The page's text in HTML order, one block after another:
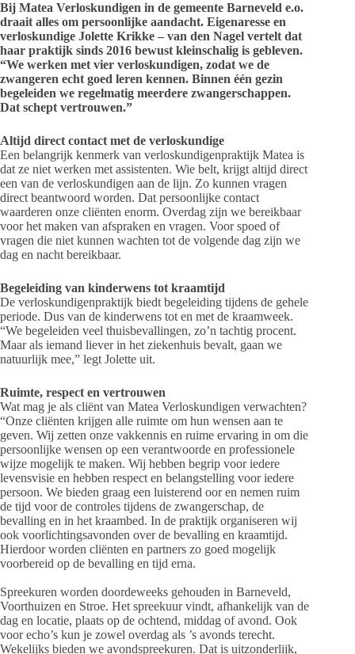
Bij Matea Verloskundigen in de gemeente Barneveld e.o.
draait alles om persoonlijke aandacht. Eigenaresse en
verloskundige Jolette Krikke – van den Nagel vertelt dat
haar praktijk sinds 2016 bewust kleinschalig is gebleven.
“We werken met vier verloskundigen, zodat we de
zwangeren echt goed leren kennen. Binnen één gezin
begeleiden we regelmatig meerdere zwangerschappen.
Dat schept vertrouwen.”
Altijd direct contact met de verloskundige
Een belangrijk kenmerk van verloskundigenpraktijk Matea is
dat ze niet werken met assistenten. Wie belt, krijgt altijd direct
een van de verloskundigen aan de lijn. Zo kunnen vragen
direct beantwoord worden. Dat persoonlijke contact
waarderen onze cliënten enorm. Overdag zijn we bereikbaar
voor het maken van afspraken en vragen. Voor spoed of
vragen die niet kunnen wachten tot de volgende dag zijn we
dag en nacht bereikbaar.
Begeleiding van kinderwens tot kraamtijd
De verloskundigenpraktijk biedt begeleiding tijdens de gehele
periode. Dus van de kinderwens tot en met de kraamweek.
“We begeleiden veel thuisbevallingen, zo’n tachtig procent.
Maar als iemand liever in het ziekenhuis bevalt, gaan we
natuurlijk mee,” legt Jolette uit.
Ruimte, respect en vertrouwen
Wat mag je als cliënt van Matea Verloskundigen verwachten?
“Onze cliënten krijgen alle ruimte om hun wensen aan te
geven. Wij zetten onze vakkennis en ruime ervaring in om die
persoonlijke wensen op een verantwoorde en professionele
wijze mogelijk te maken. Wij hebben begrip voor iedere
levensvisie en hebben respect en belangstelling voor iedere
persoon. We bieden graag een luisterend oor en nemen ruim
de tijd voor de controles tijdens de zwangerschap, de
bevalling en in het kraambed. In de praktijk organiseren wij
ook voorlichtingsavonden over de bevalling en kraamtijd.
Hierdoor worden cliënten en partners zo goed mogelijk
voorbereid op de bevalling en tijd erna.
Spreekuren worden doordeweeks gehouden in Barneveld,
Voorthuizen en Stroe. Het spreekuur vindt, afhankelijk van de
dag en locatie, plaats op de ochtend, middag of avond. Ook
voor echo’s kun je zowel overdag als ’s avonds terecht.
Wekelijks bieden we avondspreekuren. Dat is uitzonderlijk,